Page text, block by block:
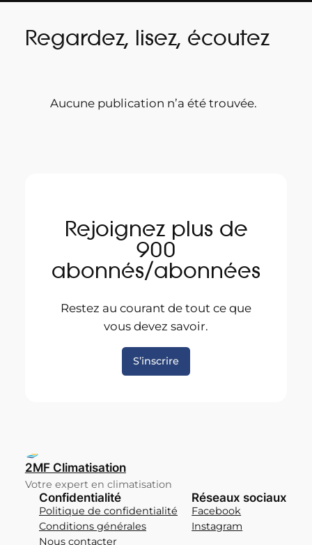
Regardez, lisez, écoutez
Aucune publication n’a été trouvée.
Rejoignez plus de
900
abonnés/abonnées
Restez au courant de tout ce que
vous devez savoir.
S’inscrire
2MF Climatisation
Votre expert en climatisation
Confidentialité
Politique de confidentialité
Conditions générales
Nous contacter
Réseaux sociaux
Facebook
Instagram